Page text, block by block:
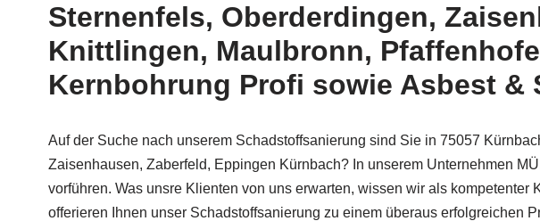
Sternenfels, Oberderdingen,
Knittlingen, Maulbronn,
Kernbohrung Profi sowie Asbest
Auf der Suche nach unserem Schadstoffsanierung sind Sie in 75057
Zaisenhausen, Zaberfeld, Eppingen Kürnbach? In unserem Unternehmen
vorführen. Was unsre Klienten von uns erwarten, wissen wir als
offerieren Ihnen unser Schadstoffsanierung zu einem überaus erfolgreichen